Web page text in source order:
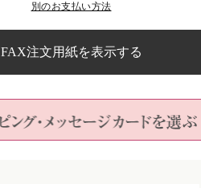
ュ
ア
帆
量
別のお支払い方法
FAX注文用紙を表示する